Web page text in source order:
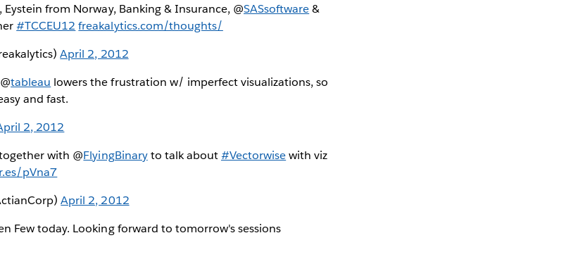
from Norway, Banking & Insurance, @SASsoftware&
#TCCEU12 freakalytics.com/thoughts/
April 2, 2012
tableau lowers the frustration w/ imperfect visualizations, so
and fast.
2, 2012
with @FlyingBinaryto talk about#Vectorwisewith viz
pVna7
April 2, 2012
Few today. Looking forward to tomorrow's sessions